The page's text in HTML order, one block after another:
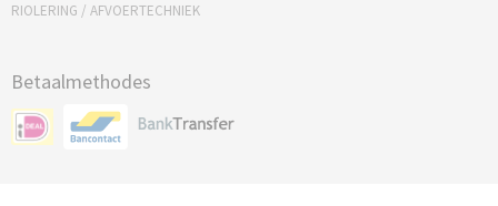
RIOLERING / AFVOERTECHNIEK
Betaalmethodes